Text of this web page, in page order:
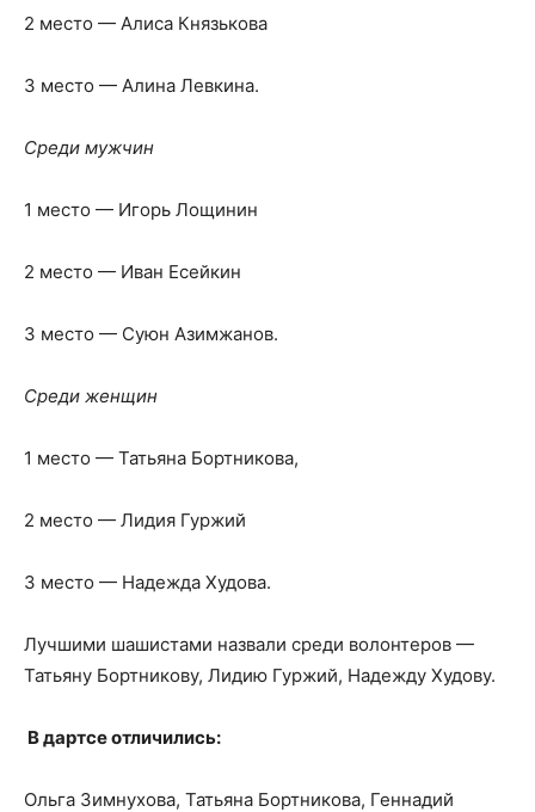
2 место — Алиса Князькова
3 место — Алина Левкина.
Среди мужчин
1 место — Игорь Лощинин
2 место — Иван Есейкин
3 место — Суюн Азимжанов.
Среди женщин
1 место — Татьяна Бортникова,
2 место — Лидия Гуржий
3 место — Надежда Худова.
Лучшими шашистами назвали среди волонтеров —
Татьяну Бортникову, Лидию Гуржий, Надежду Худову.
В дартсе отличились:
Ольга Зимнухова, Татьяна Бортникова, Геннадий